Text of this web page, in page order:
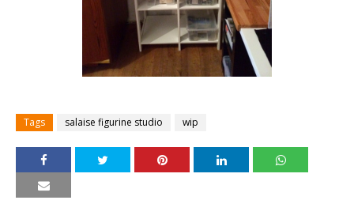
Tags salaise figurine studio wip